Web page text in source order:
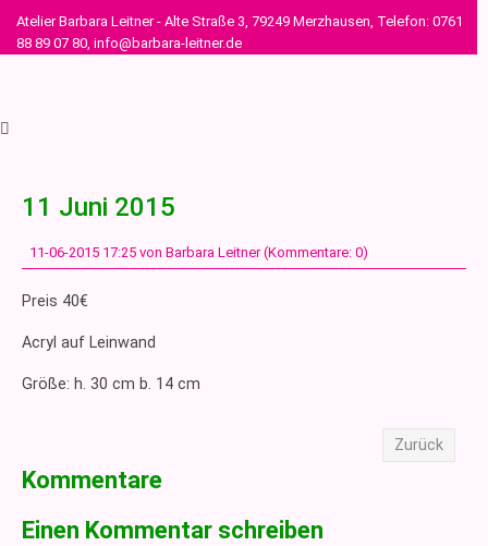
Atelier Barbara Leitner - Alte Straße 3, 79249 Merzhausen, Telefon: 0761
88 89 07 80, info@barbara-leitner.de
11 Juni 2015
11-06-2015 17:25 von Barbara Leitner (Kommentare: 0)
Preis 40€
Acryl auf Leinwand
Größe: h. 30 cm b. 14 cm
Zurück
Kommentare
Einen Kommentar schreiben